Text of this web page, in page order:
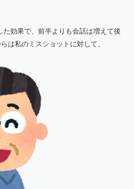
た効果で、前半よりも会話は増えて後
は私のミスショットに対して、